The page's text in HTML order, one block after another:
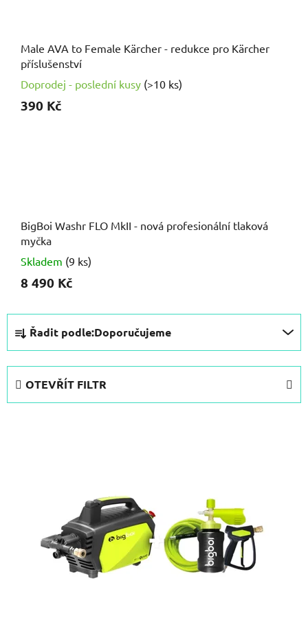
Male AVA to Female Kärcher - redukce pro Kärcher
příslušenství
Doprodej - poslední kusy (>10 ks)
390 Kč
BigBoi Washr FLO MkII - nová profesionální tlaková
myčka
Skladem (9 ks)
8 490 Kč
Ř
z
Řadit podle:Doporučujeme
OTEVŘÍT FILTR